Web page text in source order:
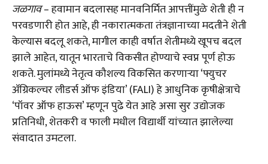
जळगाव– हवामान बदलासह मानवनिर्मित आपत्तींमुळे शेती ही न
परवडणारी होत आहे, ही नकारात्मकता तंत्रज्ञानाच्या मदतीने शेती
केल्यास बदलू शकते, मागील काही वर्षात शेतीमध्ये खूपच बदल
झाले आहेत, यातून भारताचे विकसीत होण्याचे स्वप्न पूर्ण होऊ
शकते. मुलांमध्ये नेतृत्व कौशल्य विकसित करणाऱ्या ‘फ्युचर
ॲग्रिकल्चर लीडर्स ऑफ इंडिया’ (FALI) हे आधुनिक कृषीक्षेत्राचे
‘पॉवर ऑफ हाऊस’ म्हणून पुढे येत आहे असा सुर उद्योजक
प्रतिनिधी, शेतकरी व फाली मधील विद्यार्थी यांच्यात झालेल्या
संवादात उमटला.